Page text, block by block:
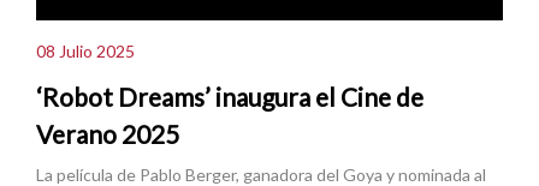
08 Julio 2025
‘Robot Dreams’ inaugura el Cine de
Verano 2025
La película de Pablo Berger, ganadora del Goya y nominada al